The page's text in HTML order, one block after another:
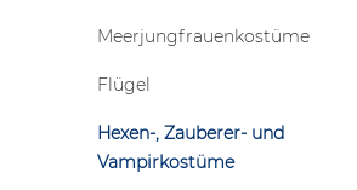
Meerjungfrauenkostüme
Flügel
Hexen-, Zauberer- und
Vampirkostüme